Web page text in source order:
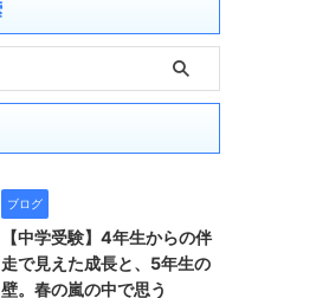
ブログ
【中学受験】4年生からの伴
走で見えた成長と、5年生の
壁。春の嵐の中で思う